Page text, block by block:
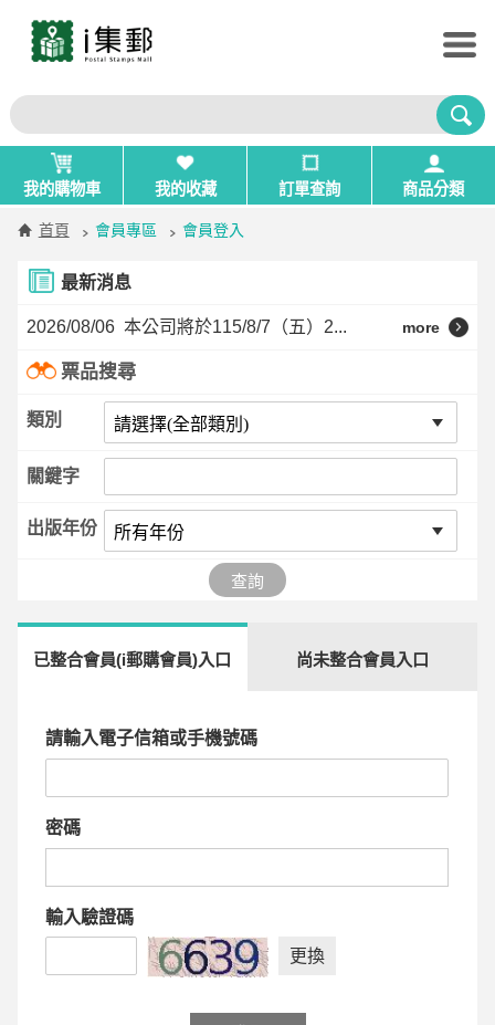
我的購物車 我的收藏 訂單查詢 商品分類
首頁 會員專區 會員登入
最新消息
2026/08/06 本公司將於115/8/7（五）2... more
票品搜尋
類別
關鍵字
出版年份
查詢
已整合會員(i郵購會員)入口 尚未整合會員入口
請輸入電子信箱或手機號碼
密碼
輸入驗證碼
更換